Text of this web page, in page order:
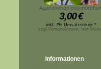
Aganonerion
3,00€
inkl. 7% Umsatzsteuer *
zzgl.Versandkosten, hier
Informationen